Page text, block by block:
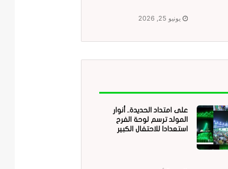
يونيو 25, 2026
على امتداد الحديدة.. أنوار
المولد ترسم لوحة الفرح
استعدادا للاحتفال الكبير